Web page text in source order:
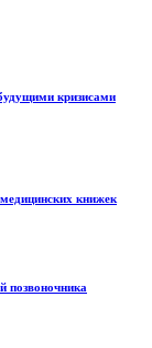
кризисами
книжек
позвоночника